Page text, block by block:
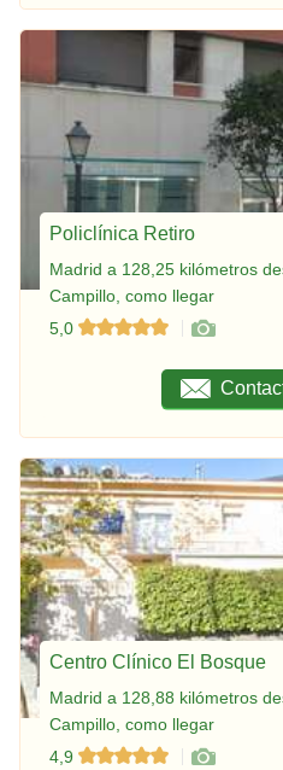
Policlínica Retiro
Madrid a 128,25 kilómetros
Campillo, como llegar
5,0
Centro Clínico El Bosque
Madrid a 128,88 kilómetros
Campillo, como llegar
4,9